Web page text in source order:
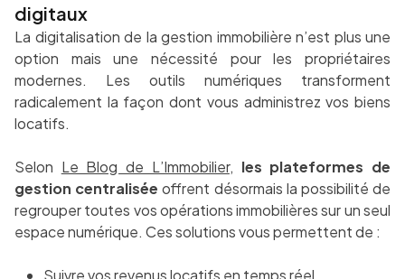
digitaux
La digitalisation de la gestion immobilière n’est plus une
option mais une nécessité pour les propriétaires
modernes. Les outils numériques transforment
radicalement la façon dont vous administrez vos biens
locatifs.
Selon Le Blog de L’Immobilier, les plateformes de
gestion centralisée offrent désormais la possibilité de
regrouper toutes vos opérations immobilières sur un seul
espace numérique. Ces solutions vous permettent de :
Suivre vos revenus locatifs en temps réel